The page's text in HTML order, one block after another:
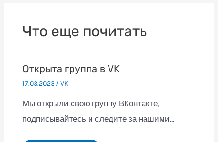
Что еще почитать
Открыта группа в VK
17.03.2023 /VK
Мы открыли свою группу ВКонтакте,
подписывайтесь и следите за нашими…